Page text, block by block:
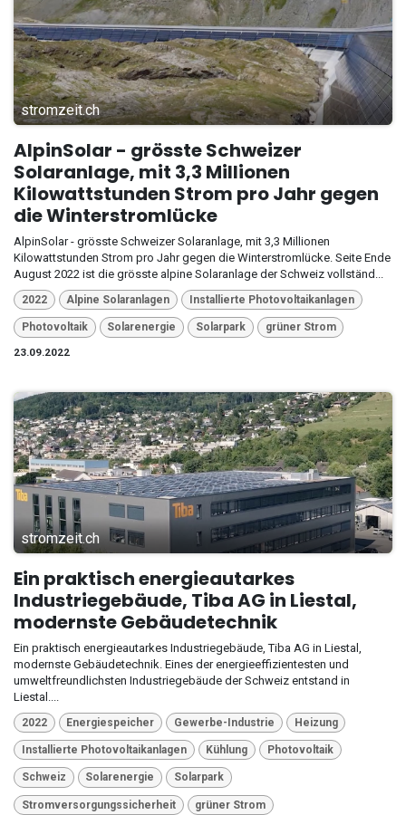
stromzeit.ch
AlpinSolar - grösste Schweizer
Solaranlage, mit 3,3 Millionen
Kilowattstunden Strom pro Jahr gegen
die Winterstromlücke
AlpinSolar - grösste Schweizer Solaranlage, mit 3,3 Millionen
Kilowattstunden Strom pro Jahr gegen die Winterstromlücke. Seite Ende
August 2022 ist die grösste alpine Solaranlage der Schweiz vollständ...
2022 Alpine Solaranlagen Installierte Photovoltaikanlagen
Photovoltaik Solarenergie Solarpark
grüner Strom
23.09.2022
stromzeit.ch
Ein praktisch energieautarkes
Industriegebäude, Tiba AG in Liestal,
modernste Gebäudetechnik
Ein praktisch energieautarkes Industriegebäude, Tiba AG in Liestal,
modernste Gebäudetechnik. Eines der energieeffizientesten und
umweltfreundlichsten Industriegebäude der Schweiz entstand in
Liestal....
2022 Energiespeicher Gewerbe-Industrie Heizung
Installierte Photovoltaikanlagen Kühlung Photovoltaik
Schweiz Solarenergie Solarpark
Stromversorgungssicherheit
grüner Strom